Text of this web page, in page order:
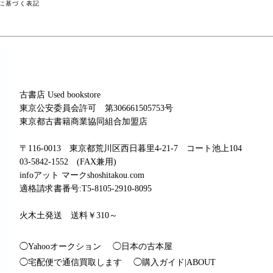
基づく表記
古書店 Used bookstore
東京公安委員会許可 第306661505753号
東京都古書籍商業協同組合加盟店
〒116-0013 東京都荒川区西日暮里4-21-7 コート池上104
03-5842-1552 (FAX兼用)
infoアット マークshoshitakou.com
適格請求書番号:T5-8105-2910-8095
火木土発送 送料￥310～
◯Yahooオークション
◯日本の古本屋
◯宅配便で通信買取します
◯購入ガイド|ABOUT